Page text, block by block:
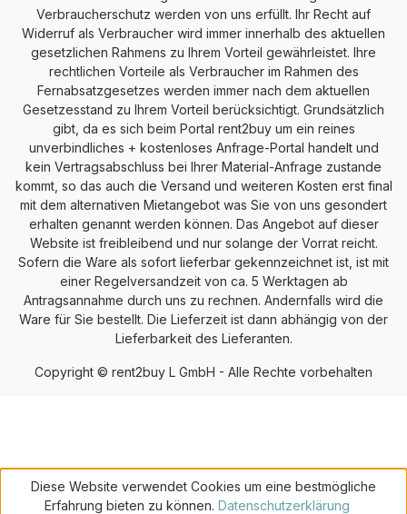
Verbraucherschutz werden von uns erfüllt. Ihr Recht auf
Widerruf als Verbraucher wird immer innerhalb des aktuellen
gesetzlichen Rahmens zu Ihrem Vorteil gewährleistet. Ihre
rechtlichen Vorteile als Verbraucher im Rahmen des
Fernabsatzgesetzes werden immer nach dem aktuellen
Gesetzesstand zu Ihrem Vorteil berücksichtigt. Grundsätzlich
gibt, da es sich beim Portal rent2buy um ein reines
unverbindliches + kostenloses Anfrage-Portal handelt und
kein Vertragsabschluss bei Ihrer Material-Anfrage zustande
kommt, so das auch die Versand und weiteren Kosten erst final
mit dem alternativen Mietangebot was Sie von uns gesondert
erhalten genannt werden können. Das Angebot auf dieser
Website ist freibleibend und nur solange der Vorrat reicht.
Sofern die Ware als sofort lieferbar gekennzeichnet ist, ist mit
einer Regelversandzeit von ca. 5 Werktagen ab
Antragsannahme durch uns zu rechnen. Andernfalls wird die
Ware für Sie bestellt. Die Lieferzeit ist dann abhängig von der
Lieferbarkeit des Lieferanten.
Copyright © rent2buy L GmbH - Alle Rechte vorbehalten
Diese Website verwendet Cookies um eine bestmögliche
Erfahrung bieten zu können. Datenschutzerklärung